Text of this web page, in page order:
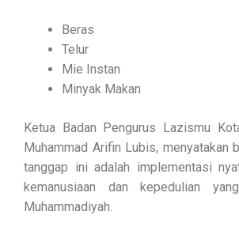
Beras
Telur
Mie Instan
Minyak Makan
Ketua Badan Pengurus Lazismu
Muhammad Arifin Lubis, menyatakan
tanggap ini adalah implementasi
kemanusiaan dan kepedulian
Muhammadiyah.